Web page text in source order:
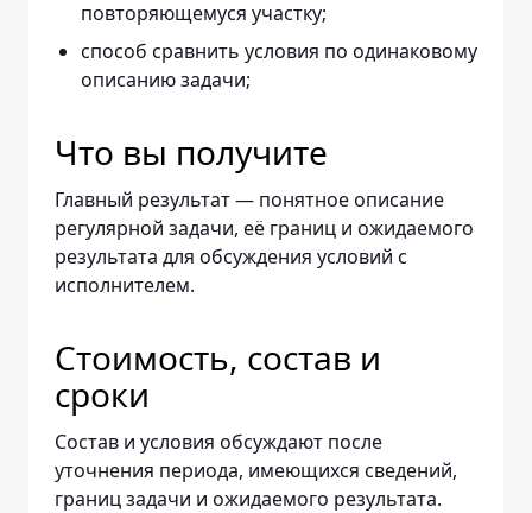
повторяющемуся участку;
способ сравнить условия по одинаковому
описанию задачи;
Что вы получите
Главный результат — понятное описание
регулярной задачи, её границ и ожидаемого
результата для обсуждения условий с
исполнителем.
Стоимость, состав и
сроки
Состав и условия обсуждают после
уточнения периода, имеющихся сведений,
границ задачи и ожидаемого результата.